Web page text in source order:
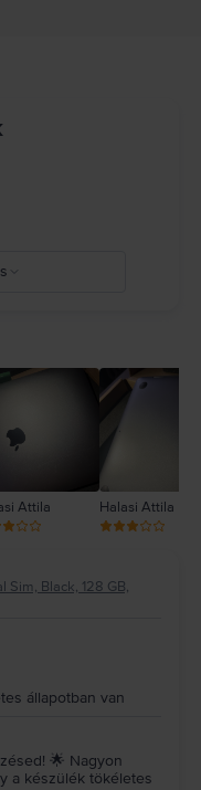
Attila Halasi Attila
Sim, Black, 128 GB,
állapotban van
🌟 Nagyon
a készülék tökéletes